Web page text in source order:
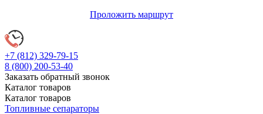
Проложить маршрут
+7 (812) 329-79-15
8 (800) 200-53-40
Заказать обратный звонок
Каталог товаров
Каталог товаров
Топливные сепараторы